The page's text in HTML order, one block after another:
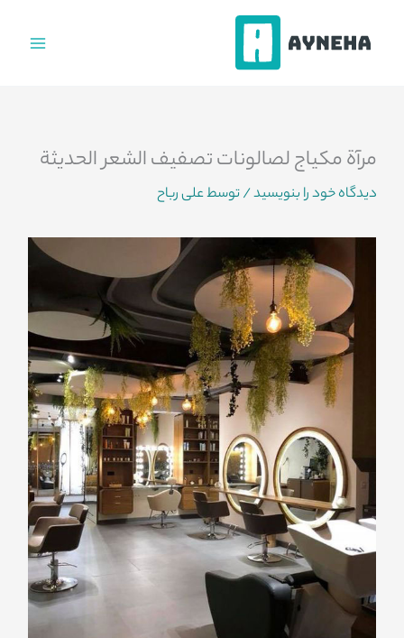
مرآة مكياج لصالونات تصفيف الشعر الحديثة
دیدگاه‌ خود را بنویسید/ توسطعلی رباح